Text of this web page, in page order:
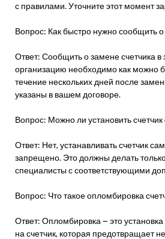
с правилами. Уточните этот момент
Вопрос: Как быстро нужно сообщить о
Ответ: Сообщить о замене счетчика
организацию необходимо как можно
течение нескольких дней после
указаны в вашем договоре.
Вопрос: Можно ли установить
Ответ: Нет, устанавливать счетчик
запрещено. Это должны делать
специалисты с соответствующими
Вопрос: Что такое опломбировка
Ответ: Опломбировка ౼ это
на счетчик, которая предотвращает